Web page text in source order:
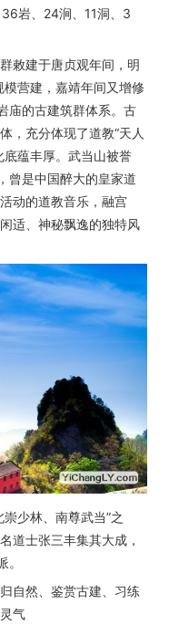
岩、24涧、11洞、3
敕建于唐贞观年间，明
营建，嘉靖年间又增修
庙的古建筑群体系。古
，充分体现了道教“天人
底蕴丰厚。武当山被誉
曾是中国醉大的皇家道
动的道教音乐，融宫
适、神秘飘逸的独特风
少林、南尊武当”之
道士张三丰集其大成，
自然、鉴赏古建、习练
气